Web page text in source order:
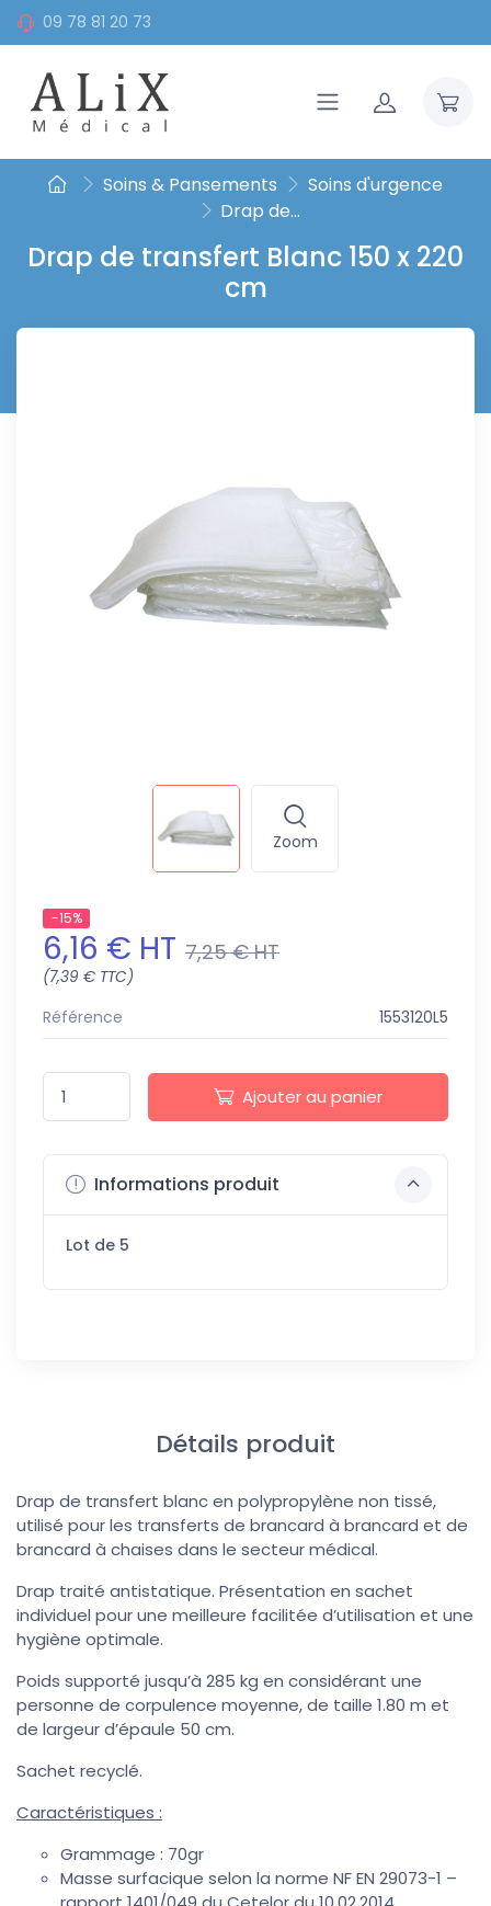
09 78 81 20 73
Soins & Pansements
Soins d'urgence
Drap de...
Drap de transfert Blanc 150 x 220
cm
Zoom
-15%
6,16 € HT 7,25 € HT
(7,39 € TTC)
Référence 1553120L5
Ajouter au panier
Informations produit
Lot de 5
Détails produit
Drap de transfert blanc en polypropylène non tissé,
utilisé pour les transferts de brancard à brancard et de
brancard à chaises dans le secteur médical.
Drap traité antistatique. Présentation en sachet
individuel pour une meilleure facilitée d’utilisation et une
hygiène optimale.
Poids supporté jusqu’à 285 kg en considérant une
personne de corpulence moyenne, de taille 1.80 m et
de largeur d’épaule 50 cm.
Sachet recyclé.
Caractéristiques :
Grammage : 70gr
Masse surfacique selon la norme NF EN 29073-1 –